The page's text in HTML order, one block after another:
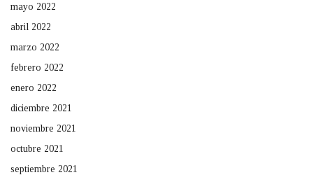
mayo 2022
abril 2022
marzo 2022
febrero 2022
enero 2022
diciembre 2021
noviembre 2021
octubre 2021
septiembre 2021